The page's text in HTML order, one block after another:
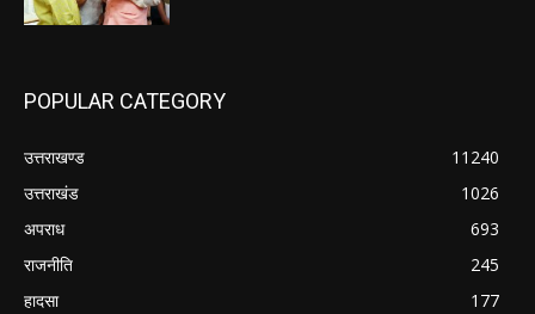
POPULAR CATEGORY
उत्तराखण्ड
11240
उत्तराखंड
1026
अपराध
693
राजनीति
245
हादसा
177